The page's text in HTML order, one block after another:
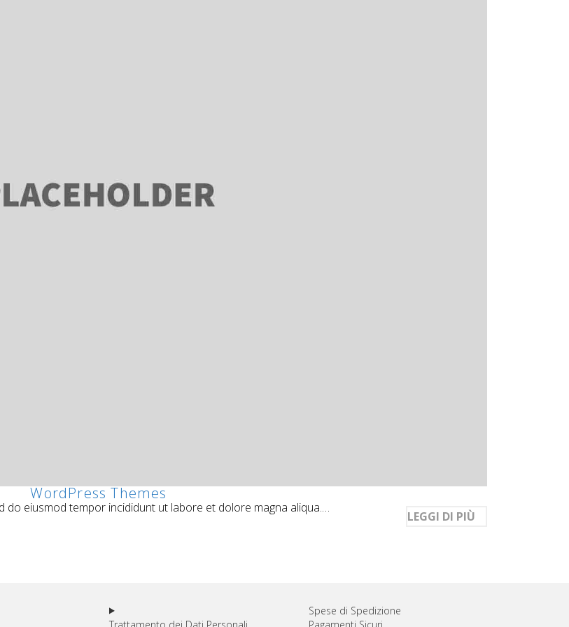
WordPress Themes
do eiusmod tempor incididunt ut labore et dolore magna aliqua.…
LEGGI DI PIÙ
Trattamento dei Dati Personali
Spese di Spedizione
Pagamenti Sicuri